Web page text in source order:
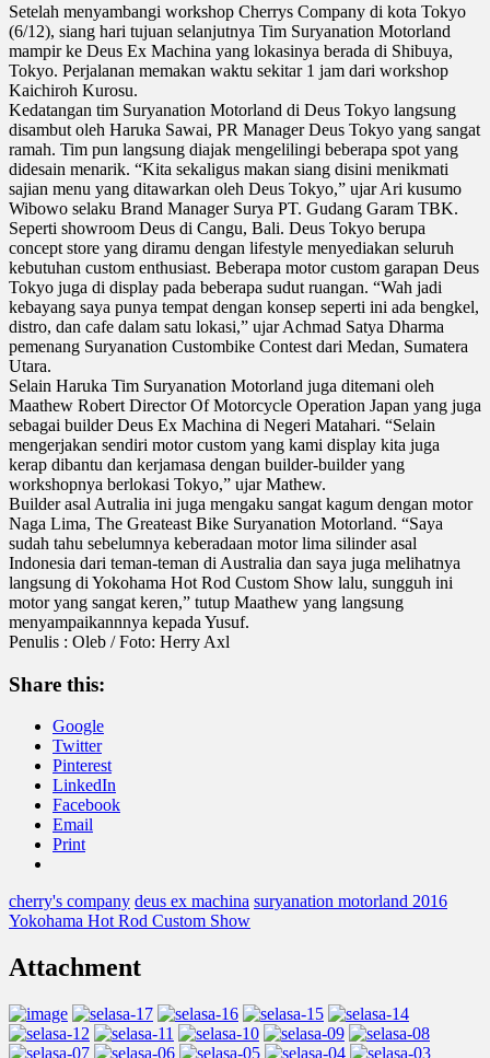
Setelah menyambangi workshop Cherrys Company di kota Tokyo
(6/12), siang hari tujuan selanjutnya Tim Suryanation Motorland
mampir ke Deus Ex Machina yang lokasinya berada di Shibuya,
Tokyo. Perjalanan memakan waktu sekitar 1 jam dari workshop
Kaichiroh Kurosu.
Kedatangan tim Suryanation Motorland di Deus Tokyo langsung
disambut oleh Haruka Sawai, PR Manager Deus Tokyo yang sangat
ramah. Tim pun langsung diajak mengelilingi beberapa spot yang
didesain menarik. “Kita sekaligus makan siang disini menikmati
sajian menu yang ditawarkan oleh Deus Tokyo,” ujar Ari kusumo
Wibowo selaku Brand Manager Surya PT. Gudang Garam TBK.
Seperti showroom Deus di Cangu, Bali. Deus Tokyo berupa
concept store yang diramu dengan lifestyle menyediakan seluruh
kebutuhan custom enthusiast. Beberapa motor custom garapan Deus
Tokyo juga di display pada beberapa sudut ruangan. “Wah jadi
kebayang saya punya tempat dengan konsep seperti ini ada bengkel,
distro, dan cafe dalam satu lokasi,” ujar Achmad Satya Dharma
pemenang Suryanation Custombike Contest dari Medan, Sumatera
Utara.
Selain Haruka Tim Suryanation Motorland juga ditemani oleh
Maathew Robert Director Of Motorcycle Operation Japan yang juga
sebagai builder Deus Ex Machina di Negeri Matahari. “Selain
mengerjakan sendiri motor custom yang kami display kita juga
kerap dibantu dan kerjamasa dengan builder-builder yang
workshopnya berlokasi Tokyo,” ujar Mathew.
Builder asal Autralia ini juga mengaku sangat kagum dengan motor
Naga Lima, The Greateast Bike Suryanation Motorland. “Saya
sudah tahu sebelumnya keberadaan motor lima silinder asal
Indonesia dari teman-teman di Australia dan saya juga melihatnya
langsung di Yokohama Hot Rod Custom Show lalu, sungguh ini
motor yang sangat keren,” tutup Maathew yang langsung
menyampaikannnya kepada Yusuf.
Penulis : Oleb / Foto: Herry Axl
Share this:
Google
Twitter
Pinterest
LinkedIn
Facebook
Email
Print
cherry's company deus ex machina suryanation motorland 2016
Yokohama Hot Rod Custom Show
Attachment